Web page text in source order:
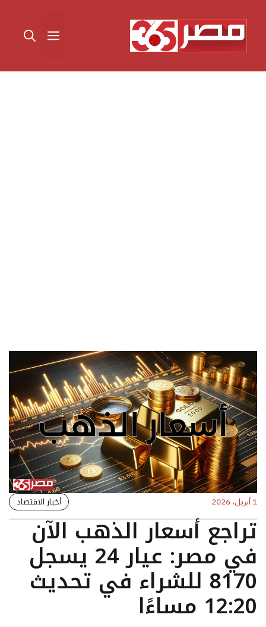
المحتوى القائمة
1 أبريل، 2026 أخبار الاقتصاد
تراجع أسعار الذهب الآن
في مصر: عيار 24 يسجل
8170 للشراء في تحديث
12:20 مساءًا